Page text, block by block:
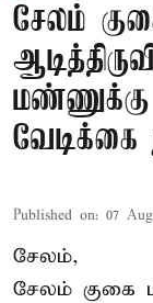
சேலம்
வேடிக்கை
Published on: 07
சேலம்,
சேலம் குகை